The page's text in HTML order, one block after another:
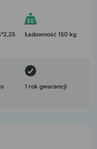
Ładowność 150 kg
1 rok gwarancji